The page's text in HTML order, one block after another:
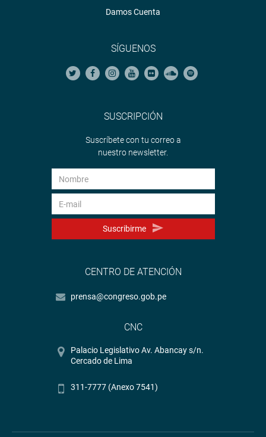
Damos Cuenta
SÍGUENOS
SUSCRIPCIÓN
Suscríbete con tu correo a
nuestro newsletter.
Suscribirme
CENTRO DE ATENCIÓN
prensa@congreso.gob.pe
CNC
Palacio Legislativo Av. Abancay s/n.
Cercado de Lima
311-7777 (Anexo 7541)